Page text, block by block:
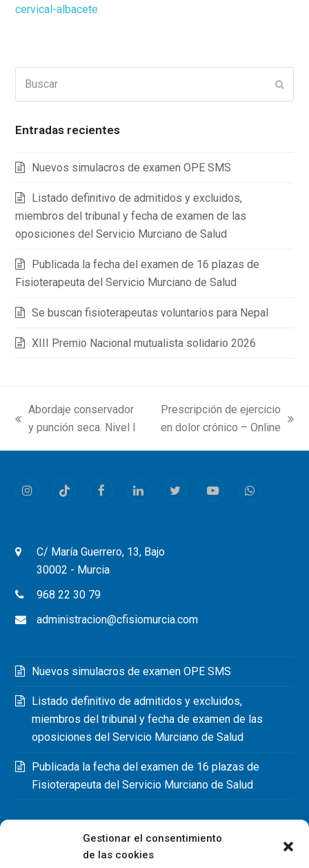
Gestionar el consentimiento
de las cookies
cervical-albacete
Entradas recientes
Nuevos simulacros de examen OPE SMS
Listado definitivo de admitidos y excluidos,
miembros del tribunal y fecha de examen de las
oposiciones del Servicio Murciano de Salud
Publicada la fecha del examen de 16 plazas de
Fisioterapeuta del Servicio Murciano de Salud
Se buscan fisioterapeutas voluntarios para Nepal
XIII Premio Nacional mutualista solidario 2026
previous
Abordaje conservador
y punción seca. Nivel I
next
Prescripción de ejercicio
en dolor crónico – Online
InstagramTiktok FacebookLinkedInTwitterYoutubeWhatsapp
C/ María Guerrero, 13, Bajo
30002 - Murcia
968 22 30 79
administracion@cfisiomurcia.com
Nuevos simulacros de examen OPE SMS
Listado definitivo de admitidos y excluidos,
miembros del tribunal y fecha de examen de las
oposiciones del Servicio Murciano de Salud
Publicada la fecha del examen de 16 plazas de
Fisioterapeuta del Servicio Murciano de Salud